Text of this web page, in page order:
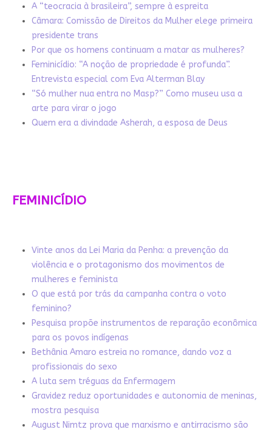
A “teocracia à brasileira”, sempre à espreita
Câmara: Comissão de Direitos da Mulher elege primeira
presidente trans
Por que os homens continuam a matar as mulheres?
Feminicídio: “A noção de propriedade é profunda”.
Entrevista especial com Eva Alterman Blay
“Só mulher nua entra no Masp?” Como museu usa a
arte para virar o jogo
Quem era a divindade Asherah, a esposa de Deus
FEMINICÍDIO
Vinte anos da Lei Maria da Penha: a prevenção da
violência e o protagonismo dos movimentos de
mulheres e feminista
O que está por trás da campanha contra o voto
feminino?
Pesquisa propõe instrumentos de reparação econômica
para os povos indígenas
Bethânia Amaro estreia no romance, dando voz a
profissionais do sexo
A luta sem tréguas da Enfermagem
Gravidez reduz oportunidades e autonomia de meninas,
mostra pesquisa
August Nimtz prova que marxismo e antirracismo são